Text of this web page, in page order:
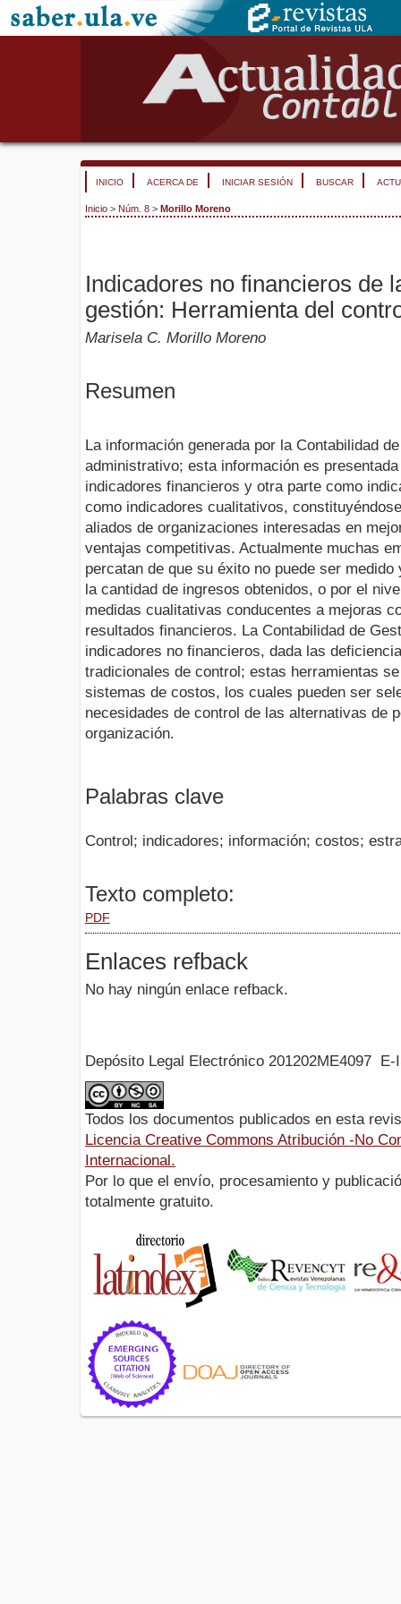
INICIO ACERCA DE INICIAR SESIÓN BUSCAR
Inicio > Núm. 8 > Morillo Moreno
Indicadores no financieros de
gestión: Herramienta del
Marisela C. Morillo Moreno
Resumen
La información generada por la Contabilidad
administrativo; esta información es
indicadores financieros y otra parte como
como indicadores cualitativos,
aliados de organizaciones interesadas en
ventajas competitivas. Actualmente muchas
percatan de que su éxito no puede ser
la cantidad de ingresos obtenidos, o por el
medidas cualitativas conducentes a mejoras
resultados financieros. La Contabilidad de
indicadores no financieros, dada las
tradicionales de control; estas herramientas
sistemas de costos, los cuales pueden ser
necesidades de control de las alternativas de
organización.
Palabras clave
Control; indicadores; información; costos;
Texto completo:
PDF
Enlaces refback
No hay ningún enlace refback.
Depósito Legal Electrónico 201202ME4097 E-
Todos los documentos publicados en esta
Licencia Creative Commons Atribución -No
Internacional.
Por lo que el envío, procesamiento y
totalmente gratuito.